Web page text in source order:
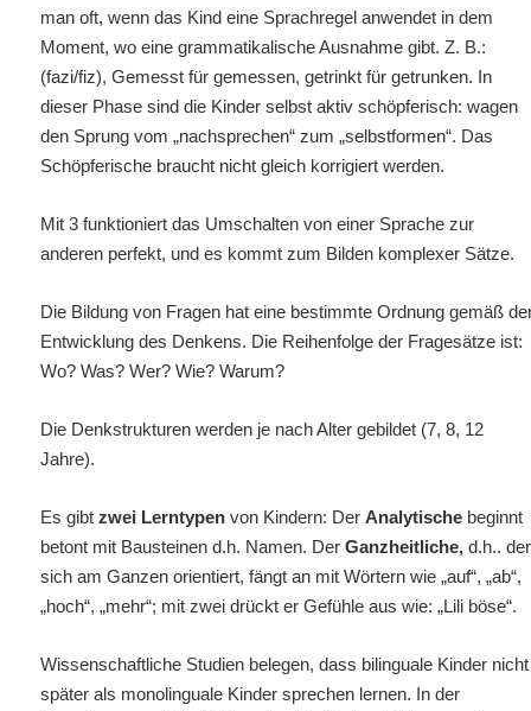
man oft, wenn das Kind eine Sprachregel anwendet in dem
Moment, wo eine grammatikalische Ausnahme gibt. Z. B.:
(fazi/fiz), Gemesst für gemessen, getrinkt für getrunken. In
dieser Phase sind die Kinder selbst aktiv schöpferisch: wagen
den Sprung vom „nachsprechen“ zum „selbstformen“. Das
Schöpferische braucht nicht gleich korrigiert werden.
Mit 3 funktioniert das Umschalten von einer Sprache zur
anderen perfekt, und es kommt zum Bilden komplexer Sätze.
Die Bildung von Fragen hat eine bestimmte Ordnung gemäß
Entwicklung des Denkens. Die Reihenfolge der Fragesätze ist:
Wo? Was? Wer? Wie? Warum?
Die Denkstrukturen werden je nach Alter gebildet (7, 8, 12
Jahre).
Es gibtzwei Lerntypen von Kindern: DerAnalytische beginnt
betont mit Bausteinen d.h. Namen. DerGanzheitliche, d.h.. der
sich am Ganzen orientiert, fängt an mit Wörtern wie „auf“, „ab“,
„hoch“, „mehr“; mit zwei drückt er Gefühle aus wie: „Lili böse“.
Wissenschaftliche Studien belegen, dass bilinguale Kinder nicht
später als monolinguale Kinder sprechen lernen. In der